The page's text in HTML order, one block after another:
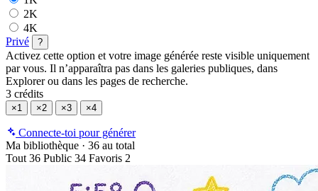
2K
4K
Privé
?
Activez cette option et votre image générée reste visible uniquement
par vous. Il n’apparaîtra pas dans les galeries publiques, dans
Explorer ou dans les pages de recherche.
3 crédits
×1 ×2 ×3 ×4
Connecte-toi pour générer
Ma bibliothèque · 36 au total
Tout 36 Public 34 Favoris 2